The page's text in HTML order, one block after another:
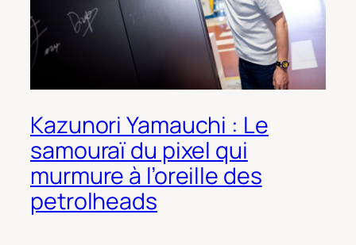
Kazunori Yamauchi : Le
samouraï du pixel qui
murmure à l’oreille des
petrolheads